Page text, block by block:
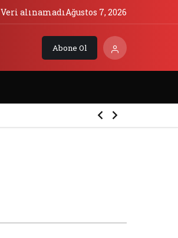
Veri alınamadıAğustos 7, 2026
Abone Ol